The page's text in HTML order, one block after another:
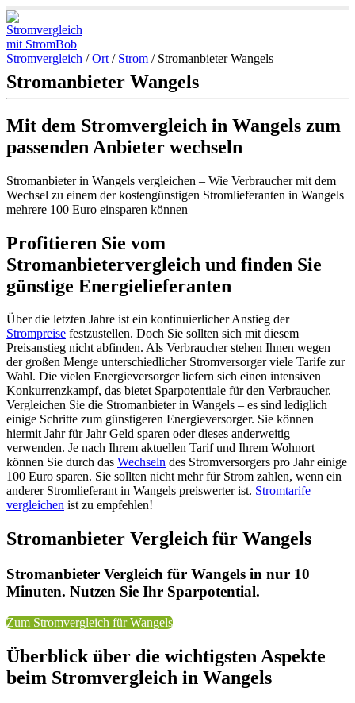
Stromvergleich /Ort / Strom / Stromanbieter Wangels
Stromanbieter Wangels
Mit dem Stromvergleich in Wangels zum
passenden Anbieter wechseln
Stromanbieter in Wangels vergleichen – Wie Verbraucher mit dem
Wechsel zu einem der kostengünstigen Stromlieferanten in Wangels
mehrere 100 Euro einsparen können
Profitieren Sie vom
Stromanbietervergleich und finden Sie
günstige Energielieferanten
Über die letzten Jahre ist ein kontinuierlicher Anstieg der
Strompreise festzustellen. Doch Sie sollten sich mit diesem
Preisanstieg nicht abfinden. Als Verbraucher stehen Ihnen wegen
der großen Menge unterschiedlicher Stromversorger viele Tarife zur
Wahl. Die vielen Energieversorger liefern sich einen intensiven
Konkurrenzkampf, das bietet Sparpotentiale für den Verbraucher.
Vergleichen Sie die Stromanbieter in Wangels – es sind lediglich
einige Schritte zum günstigeren Energieversorger. Sie können
hiermit Jahr für Jahr Geld sparen oder dieses anderweitig
verwenden. Je nach Ihrem aktuellen Tarif und Ihrem Wohnort
können Sie durch das Wechseln des Stromversorgers pro Jahr einige
100 Euro sparen. Sie sollten nicht mehr für Strom zahlen, wenn ein
anderer Stromlieferant in Wangels preiswerter ist. Stromtarife
vergleichen ist zu empfehlen!
Stromanbieter Vergleich für Wangels
Stromanbieter Vergleich für Wangels in nur 10
Minuten. Nutzen Sie Ihr Sparpotential.
Zum Stromvergleich für Wangels
Überblick über die wichtigsten Aspekte
beim Stromvergleich in Wangels